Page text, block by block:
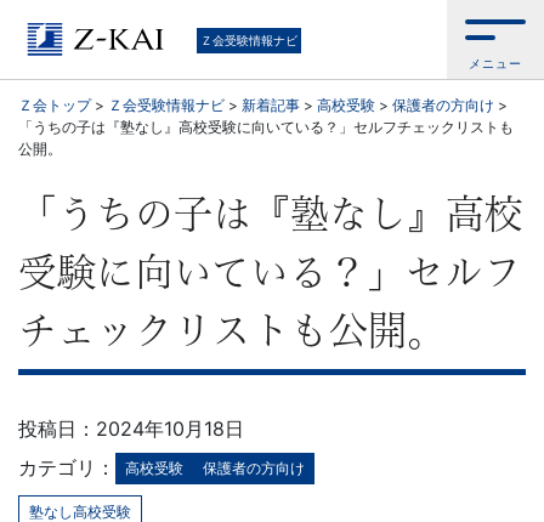
中
学
受
験・
高
校
受
験・
大
Ｚ会受験情報ナビ
メニュー
Ｚ会トップ> Ｚ会受験情報ナビ > 新着記事 > 高校受験 > 保護者の方向け >
「うちの子は『塾なし』高校受験に向いている？」セルフチェックリストも
公開。
「うちの子は『塾なし』高校
受験に向いている？」セルフ
チェックリストも公開。
投稿日：2024年10月18日
カテゴリ：
高校受験 保護者の方向け
塾なし高校受験